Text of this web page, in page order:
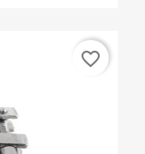
favorite_border